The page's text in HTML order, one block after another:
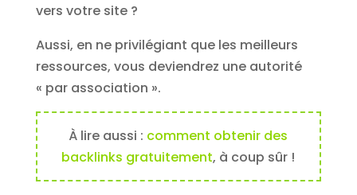
vers votre site ?
Aussi, en ne privilégiant que les meilleurs
ressources, vous deviendrez une autorité
« par association ».
À lire aussi : comment obtenir des
backlinks gratuitement, à coup sûr !